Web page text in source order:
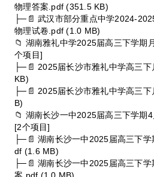
物理答案.pdf (351.5 KB)
├─📄 武汉市部分重点中学2024-
物理试卷.pdf (1.0 MB)
📁 湖南雅礼中学2025届高三下学期
个项目]
├─📄 2025届长沙市雅礼中学高三
KB)
├─📄 2025届长沙市雅礼中学高三
B)
📁 湖南长沙一中2025届高三下学期
[2个项目]
├─📄 湖南长沙一中2025届高三下
df (1.6 MB)
├─📄 湖南长沙一中2025届高三下
案.pdf (1.0 MB)